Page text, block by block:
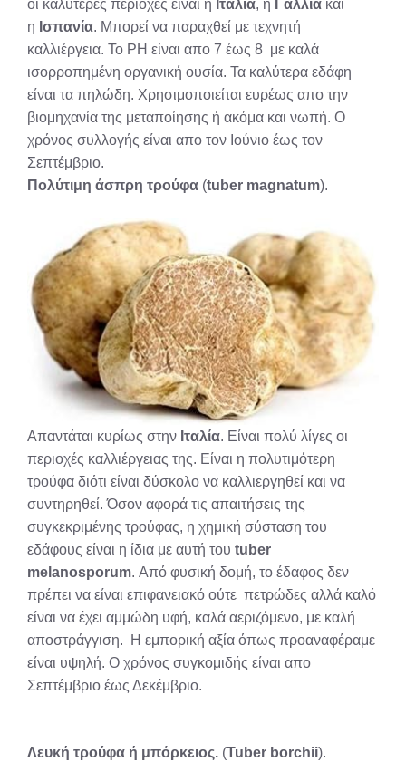
οι καλύτερες περιοχές είναι η Ιταλία, η Γαλλία και
η Ισπανία. Μπορεί να παραχθεί με τεχνητή
καλλιέργεια. Το ΡΗ είναι απο 7 έως 8 με καλά
ισορροπημένη οργανική ουσία. Τα καλύτερα εδάφη
είναι τα πηλώδη. Χρησιμοποιείται ευρέως απο την
βιομηχανία της μεταποίησης ή ακόμα και νωπή. Ο
χρόνος συλλογής είναι απο τον Ιούνιο έως τον
Σεπτέμβριο.
Πολύτιμη άσπρη τρούφα (tuber magnatum).
Απαντάται κυρίως στην Ιταλία. Είναι πολύ λίγες οι
περιοχές καλλιέργειας της. Είναι η πολυτιμότερη
τρούφα διότι είναι δύσκολο να καλλιεργηθεί και να
συντηρηθεί. Όσον αφορά τις απαιτήσεις της
συγκεκριμένης τρούφας, η χημική σύσταση του
εδάφους είναι η ίδια με αυτή του tuber
melanosporum. Από φυσική δομή, το έδαφος δεν
πρέπει να είναι επιφανειακό ούτε πετρώδες αλλά καλό
είναι να έχει αμμώδη υφή, καλά αεριζόμενο, με καλή
αποστράγγιση. Η εμπορική αξία όπως προαναφέραμε
είναι υψηλή. Ο χρόνος συγκομιδής είναι απο
Σεπτέμβριο έως Δεκέμβριο.
Λευκή τρούφα ή μπόρκειος. (Tuber borchii).